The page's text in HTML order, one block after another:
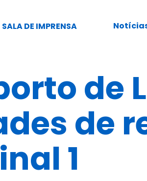
SALA DE IMPRENSA
de
de
1